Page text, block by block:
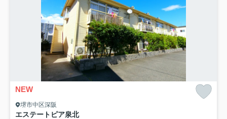
NEW
堺市中区深阪
エステートピア泉北